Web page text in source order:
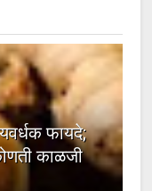
फायदे;
काळजी